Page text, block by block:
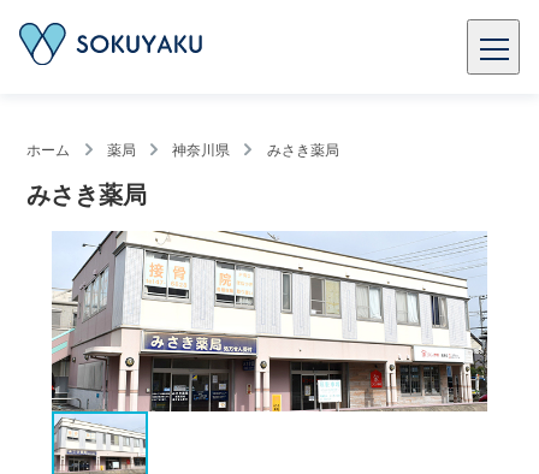
ホーム 薬局 神奈川県 みさき薬局
みさき薬局